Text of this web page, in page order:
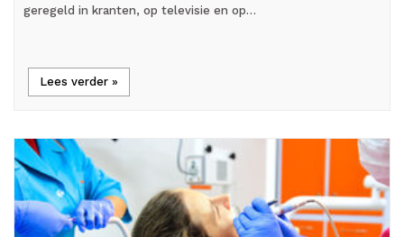
geregeld in kranten, op televisie en op…
Lees verder »